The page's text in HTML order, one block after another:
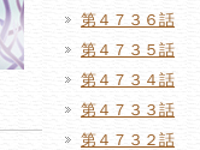
第４７３６話
第４７３５話
第４７３４話
第４７３３話
第４７３２話